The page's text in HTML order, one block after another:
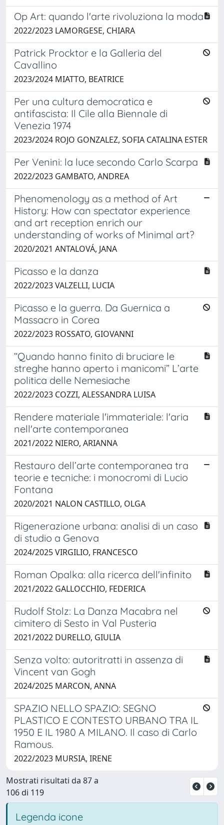
Op Art: quando l'arte rivoluziona la moda
2022/2023 LAMORGESE, CHIARA
Patrick Procktor e la Galleria del
Cavallino
2023/2024 MIATTO, BEATRICE
Per una cultura democratica e
antifascista: Il Cile alla Biennale di
Venezia 1974
2023/2024 ROJO GONZALEZ, SOFIA CATALINA ESTER
Per Venini: la luce secondo Carlo Scarpa
2022/2023 GAMBATO, ANDREA
Phenomenology as a method of Art
History: How can spectator experience
and art reception enrich our
understanding of works of Minimal art?
2020/2021 ANTALOVÁ, JANA
Picasso e la danza
2022/2023 VALZELLI, LUCIA
Picasso e la guerra. Da Guernica a
Massacro in Corea
2022/2023 ROSSATO, GIOVANNI
“Quando hanno finito di bruciare le
streghe hanno aperto i manicomi” L’arte
politica delle Nemesiache
2022/2023 COZZI, ALESSANDRA LUISA
Rendere materiale l'immateriale: l'aria
nell'arte contemporanea
2021/2022 NIERO, ARIANNA
Restauro dell’arte contemporanea tra
teorie e tecniche: i monocromi di Lucio
Fontana
2020/2021 NALON CASTILLO, OLGA
Rigenerazione urbana: analisi di un caso
di studio a Genova
2024/2025 VIRGILIO, FRANCESCO
Roman Opalka: alla ricerca dell'infinito
2021/2022 GALLOCCHIO, FEDERICA
Rudolf Stolz: La Danza Macabra nel
cimitero di Sesto in Val Pusteria
2021/2022 DURELLO, GIULIA
Senza volto: autoritratti in assenza di
Vincent van Gogh
2024/2025 MARCON, ANNA
SPAZIO NELLO SPAZIO: SEGNO
PLASTICO E CONTESTO URBANO TRA IL
1950 E IL 1980 A MILANO. Il caso di Carlo
Ramous.
2022/2023 MURSIA, IRENE
Mostrati risultati da 87 a
106 di 119
Legenda icone